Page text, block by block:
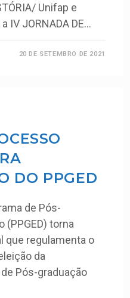
Unifap e
IV JORNADA DE…
20 DE SETEMBRO DE 2021
DO PPGED
de Pós-
(PPGED) torna
que regulamenta o
da
Pós-graduação